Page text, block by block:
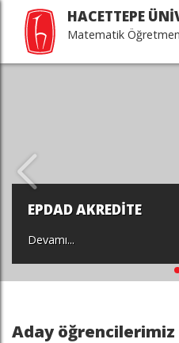
HACETTEPE
Matematik
EPDAD AKREDİTE
Devamı...
Aday